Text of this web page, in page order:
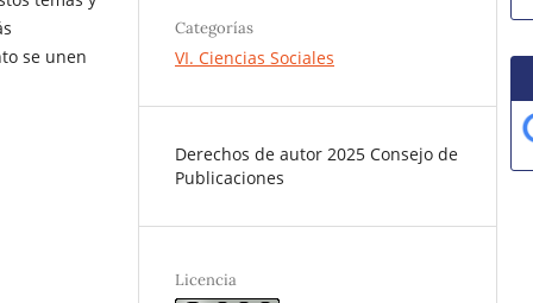
se unen
Categorías
VI. Ciencias Sociales
Derechos de autor 2025 Consejo de
Publicaciones
Licencia